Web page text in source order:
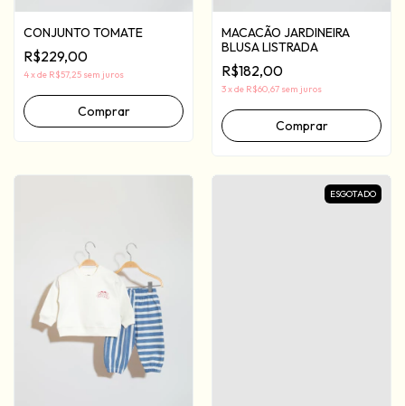
CONJUNTO TOMATE
R$229,00
4xde R$57,25 sem juros
Comprar
MACACÃO JARDINEIRA
BLUSA LISTRADA
R$182,00
3xde R$60,67 sem juros
Comprar
ESGOTADO